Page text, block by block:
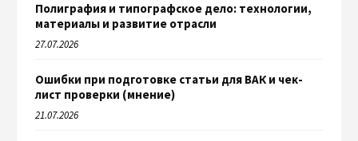
Полиграфия и типографское дело: технологии,
материалы и развитие отрасли
27.07.2026
Ошибки при подготовке статьи для ВАК и чек-
лист проверки (мнение)
21.07.2026